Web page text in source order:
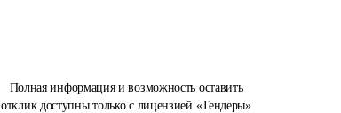
Полная информация и возможность оставить
отклик доступны только с лицензией «Тендеры»